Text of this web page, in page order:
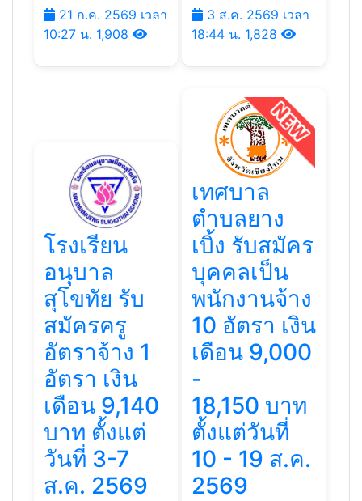
21 ก.ค. 2569 เวลา
10:27 น. 1,908
3 ส.ค. 2569 เวลา
18:44 น. 1,828
โรงเรียน
อนุบาล
สุโขทัย รับ
สมัครครู
อัตราจ้าง 1
อัตรา เงิน
เดือน 9,140
บาท ตั้งแต่
วันที่ 3-7
ส.ค. 2569
เทศบาล
ตำบลยาง
เบิ้ง รับสมัคร
บุคคลเป็น
พนักงานจ้าง
10 อัตรา เงิน
เดือน 9,000
-
18,150 บาท
ตั้งแต่วันที่
10 - 19 ส.ค.
2569